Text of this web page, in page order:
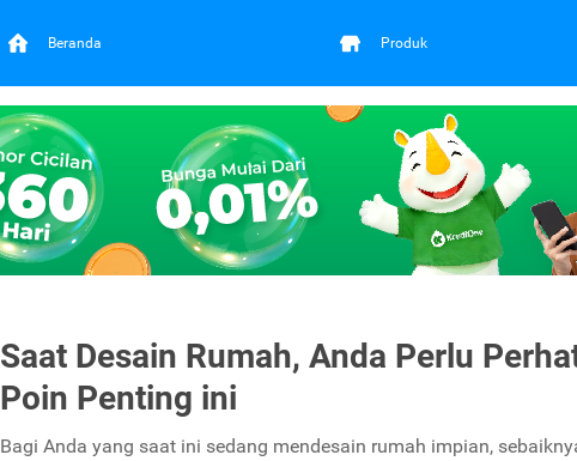
Beranda Produk
Saat Desain Rumah, Anda Perlu
Poin Penting ini
Bagi Anda yang saat ini sedang mendesain rumah impian,